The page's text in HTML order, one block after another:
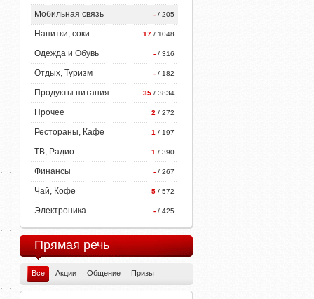
- / 205
Мобильная связь
17 / 1048
Напитки, соки
- / 316
Одежда и Обувь
- / 182
Отдых, Туризм
35 / 3834
Продукты питания
2 / 272
Прочее
1 / 197
Рестораны, Кафе
1 / 390
ТВ, Радио
- / 267
Финансы
5 / 572
Чай, Кофе
- / 425
Электроника
Прямая речь
Все Акции Общение Призы